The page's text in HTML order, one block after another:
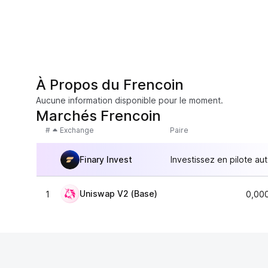
À Propos du Frencoin
Aucune information disponible pour le moment.
Marchés Frencoin
# Exchange Paire
Finary Invest Investissez en pilote
1 Uniswap V2 (Base)